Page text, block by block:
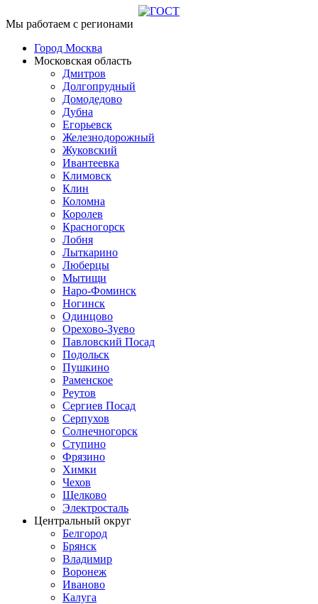
Мы работаем с регионами
Город Москва
Московская область
Дмитров
Долгопрудный
Домодедово
Дубна
Егорьевск
Железнодорожный
Жуковский
Ивантеевка
Климовск
Клин
Коломна
Королев
Красногорск
Лобня
Лыткарино
Люберцы
Мытищи
Наро-Фоминск
Ногинск
Одинцово
Орехово-Зуево
Павловский Посад
Подольск
Пушкино
Раменское
Реутов
Сергиев Посад
Серпухов
Солнечногорск
Ступино
Фрязино
Химки
Чехов
Щелково
Электросталь
Центральный округ
Белгород
Брянск
Владимир
Воронеж
Иваново
Калуга